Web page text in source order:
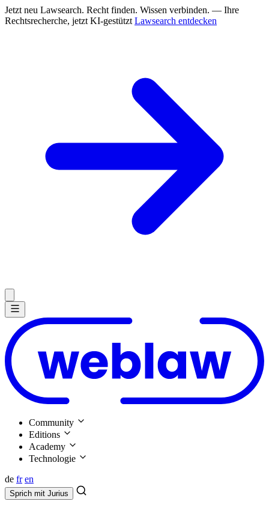
Jetzt neu Lawsearch. Recht finden. Wissen verbinden. — Ihre
Rechtsrecherche, jetzt KI-gestützt Lawsearch entdecken
Community
Editions
Academy
Technologie
de fr en
Sprich mit Jurius